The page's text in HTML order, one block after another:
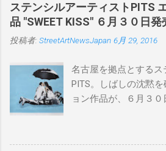
ステンシルアーティストPITS
品 "SWEET KISS" ６月３０日発
投稿者: StreetArtNewsJapan 6月 29, 2016
名古屋を拠点とするス
PITS。しばしの沈黙
ョン作品が、６月３０
品に落とし込むスタ
PITSの過去記事はこ